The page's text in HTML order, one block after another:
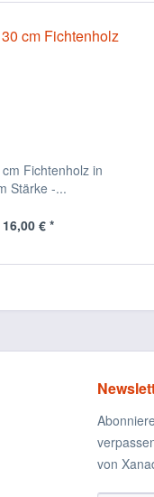
Fichtenholz in
Stärke -...
€ *
von